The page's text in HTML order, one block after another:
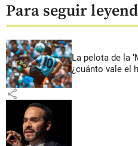
Para seguir
La pelota de la
¿cuánto vale el
share